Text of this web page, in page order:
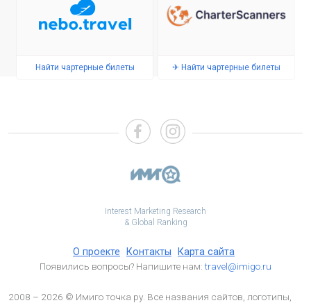
Найти чартерные билеты ✈ Найти чартерные билеты
Interest Marketing Research
& Global Ranking
О проекте Контакты Карта сайта
Появились вопросы? Напишите нам:travel@imigo.ru
2008 – 2026 © Имиго точка ру. Все названия сайтов, логотипы,